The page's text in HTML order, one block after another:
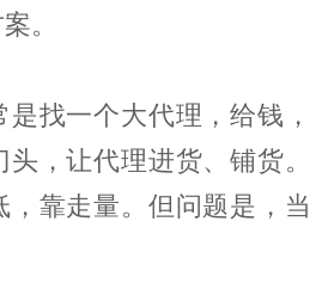
。
找一个大代理，给钱，
，让代理进货、铺货。
，靠走量。但问题是，当